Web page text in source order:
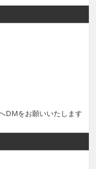
DMをお願いいたします